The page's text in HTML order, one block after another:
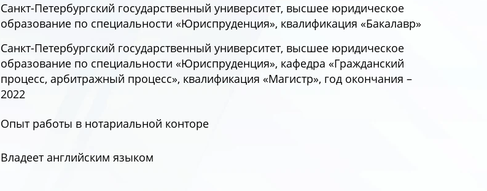
Санкт-Петербургский государственный университет, высшее юридическое
образование по специальности «Юриспруденция», квалификация «Бакалавр»
Санкт-Петербургский государственный университет, высшее юридическое
образование по специальности «Юриспруденция», кафедра «Гражданский
процесс, арбитражный процесс», квалификация «Магистр», год окончания –
2022
Опыт работы в нотариальной конторе
Владеет английским языком